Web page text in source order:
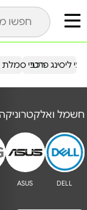
ליסינג פרטי
רכבי
חשמל ואלקטרוניקה
DELL
ASUS